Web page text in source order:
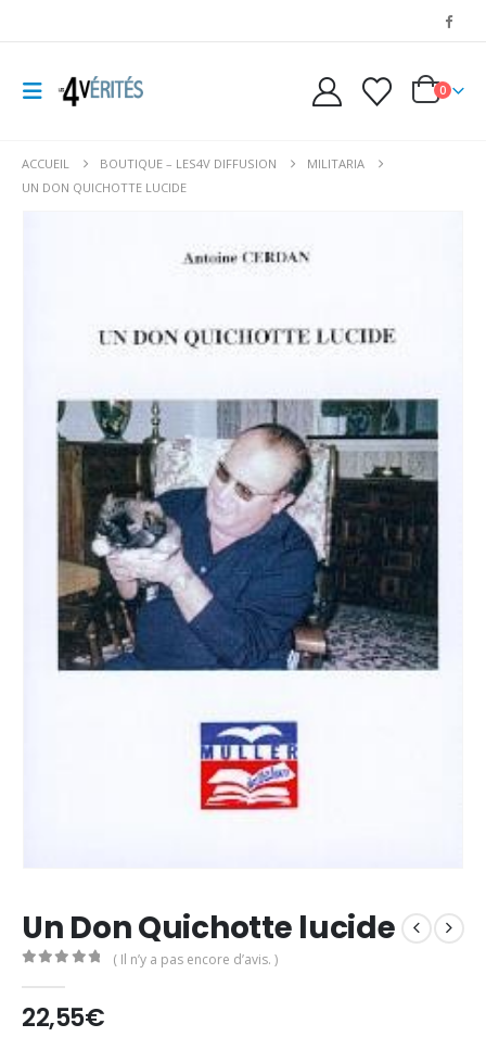
0
ACCUEIL BOUTIQUE – LES4V DIFFUSION
MILITARIA
UN DON QUICHOTTE LUCIDE
Un Don Quichotte lucide
( Il n’y a pas encore d’avis. )
22,55€